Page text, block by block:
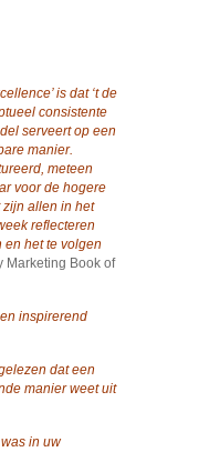
is dat ‘t de
consistente
serveert op een
manier.
meteen
voor de hogere
zijn allen in het
reflecteren
het te volgen
Marketing Book of
inspirerend
dat een
manier weet uit
in uw